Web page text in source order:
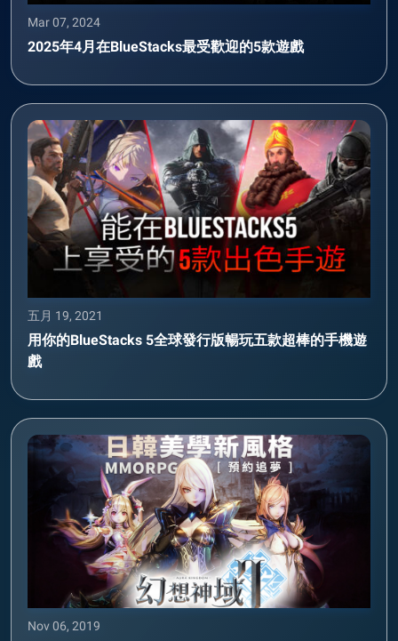
Mar 07, 2024
2025年4月在BlueStacks最受歡迎的5款遊戲
五月 19, 2021
用你的BlueStacks 5全球發行版暢玩五款超棒的手機遊
戲
Nov 06, 2019